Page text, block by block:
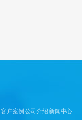
客户案例 公司介绍 新闻中心